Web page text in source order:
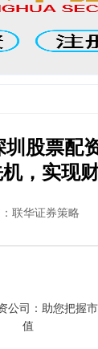
股票配
，实现
联华证券策略